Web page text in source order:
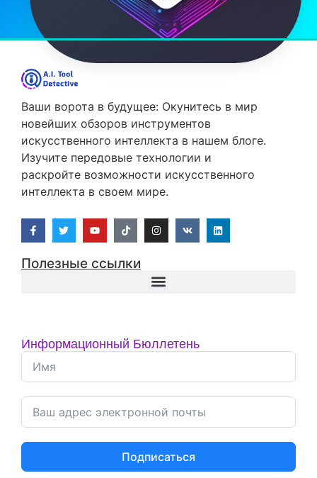
Хотите, Чтобы Я
Протестировал И
Проанализировал Новый
Инструмент?
Напишите Мне И Сообщите О
Своих Мыслях.